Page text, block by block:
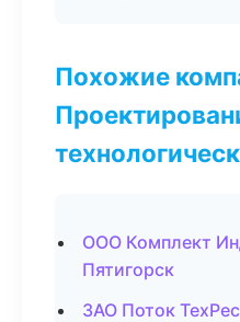
Похожие
ООО Комплект
Пятигорск
ЗАО Поток